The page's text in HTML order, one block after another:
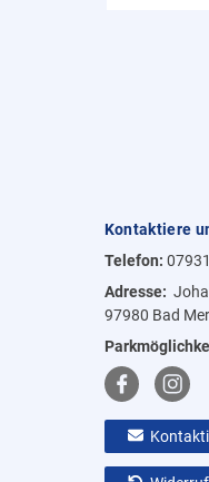
Kontaktiere
Telefon:
Adresse:
97980 Bad